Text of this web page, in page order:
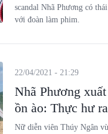
scandal Nhã Phương có
với đoàn làm phim.
Nhã Phương
ồn ào: Thực hư
22/04/2021 - 21:29
Nữ diễn viên Thúy Ngân